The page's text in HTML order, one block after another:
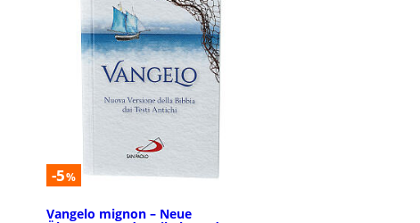
-5%
Vangelo mignon – Neue